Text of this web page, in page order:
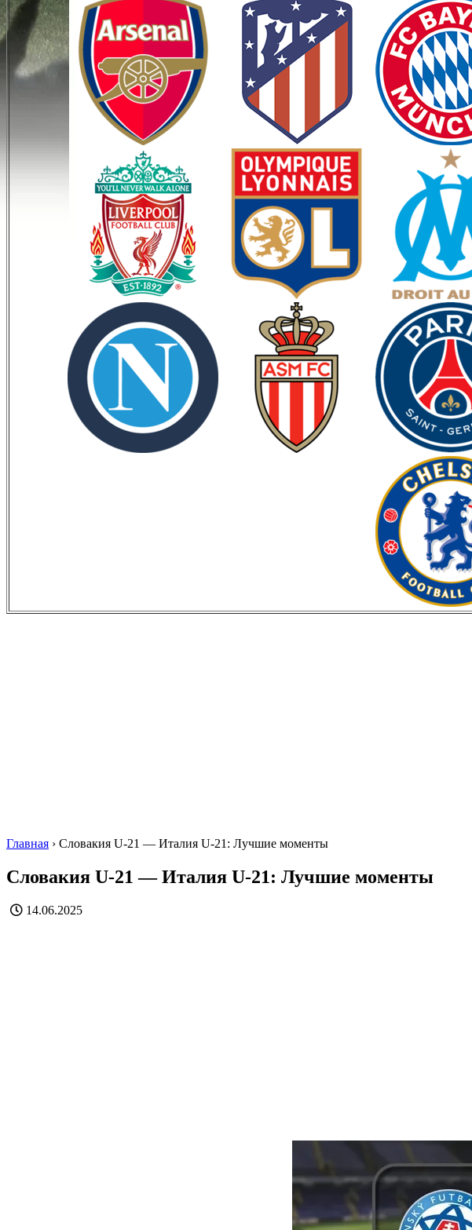
Главная › Словакия U-21 — Италия U-21: Лучшие моменты
Словакия U-21 — Италия U-21: Лучшие моменты
14.06.2025